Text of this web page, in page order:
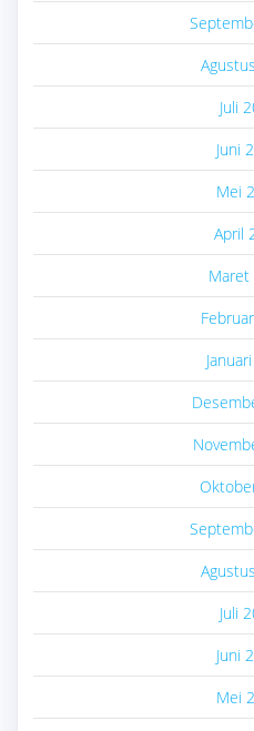
Juli
Juni
Mei
April
Maret
Juli
Juni
Mei